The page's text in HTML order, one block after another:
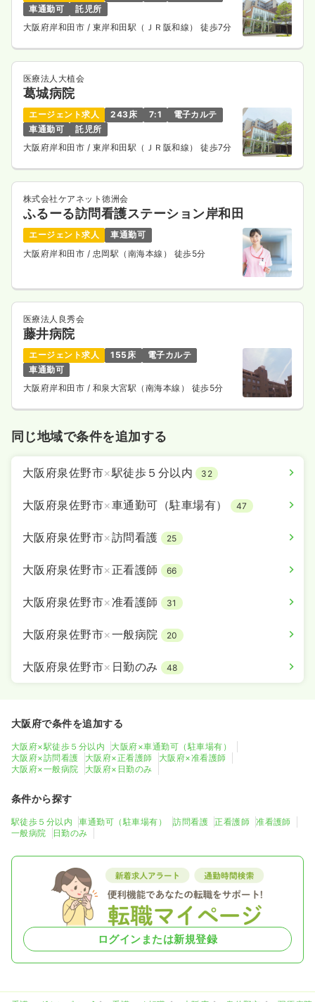
車通勤可
託児所
大阪府岸和田市 / 東岸和田駅（ＪＲ阪和線） 徒歩7分
医療法人大植会
葛城病院
エージェント求人 243床 7:1
電子カルテ
車通勤可
託児所
大阪府岸和田市 / 東岸和田駅（ＪＲ阪和線） 徒歩7分
株式会社ケアネット徳洲会
ふるーる訪問看護ステーション岸和田
エージェント求人
車通勤可
大阪府岸和田市 / 忠岡駅（南海本線） 徒歩5分
医療法人良秀会
藤井病院
エージェント求人 155床
電子カルテ
車通勤可
大阪府岸和田市 / 和泉大宮駅（南海本線） 徒歩5分
同じ地域で条件を追加する
大阪府泉佐野市×駅徒歩５分以内 32
大阪府泉佐野市×車通勤可（駐車場有） 47
大阪府泉佐野市×訪問看護 25
大阪府泉佐野市× 正看護師 66
大阪府泉佐野市×准看護師 31
大阪府泉佐野市×一般病院 20
大阪府泉佐野市× 日勤のみ 48
大阪府で条件を追加する
大阪府×駅徒歩５分以内
大阪府×車通勤可（駐車場有）
大阪府×訪問看護
大阪府×正看護師
大阪府×准看護師
大阪府×一般病院
大阪府×日勤のみ
条件から探す
駅徒歩５分以内 車通勤可（駐車場有） 訪問看護 正看護師
准看護師
一般病院
日勤のみ
ログインまたは新規登録